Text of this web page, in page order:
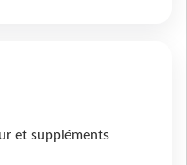
et suppléments